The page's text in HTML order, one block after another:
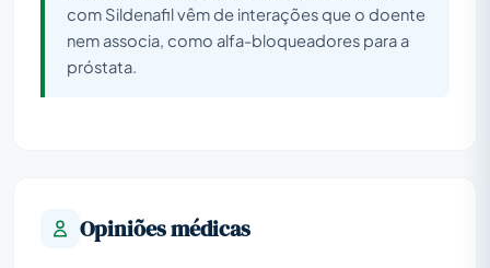
com Sildenafil vêm de interações que o doente
nem associa, como alfa-bloqueadores para a
próstata.
Opiniões médicas